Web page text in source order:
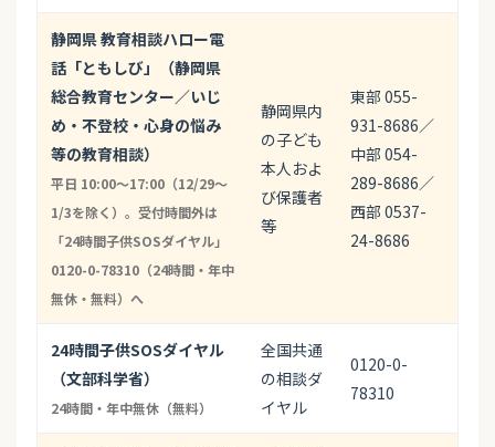
静岡県 教育相談ハロー電
話「ともしび」（静岡県
総合教育センター／いじ
め・不登校・心身の悩み
等の教育相談）
平日 10:00〜17:00（12/29〜
1/3を除く）。受付時間外は
「24時間子供SOSダイヤル」
0120-0-78310（24時間・年中
無休・無料）へ
静岡県内
の子ども
本人およ
び保護者
等
東部 055-
931-8686／
中部 054-
289-8686／
西部 0537-
24-8686
24時間子供SOSダイヤル
（文部科学省）
24時間・年中無休（無料）
全国共通
の相談ダ
イヤル
0120-0-
78310